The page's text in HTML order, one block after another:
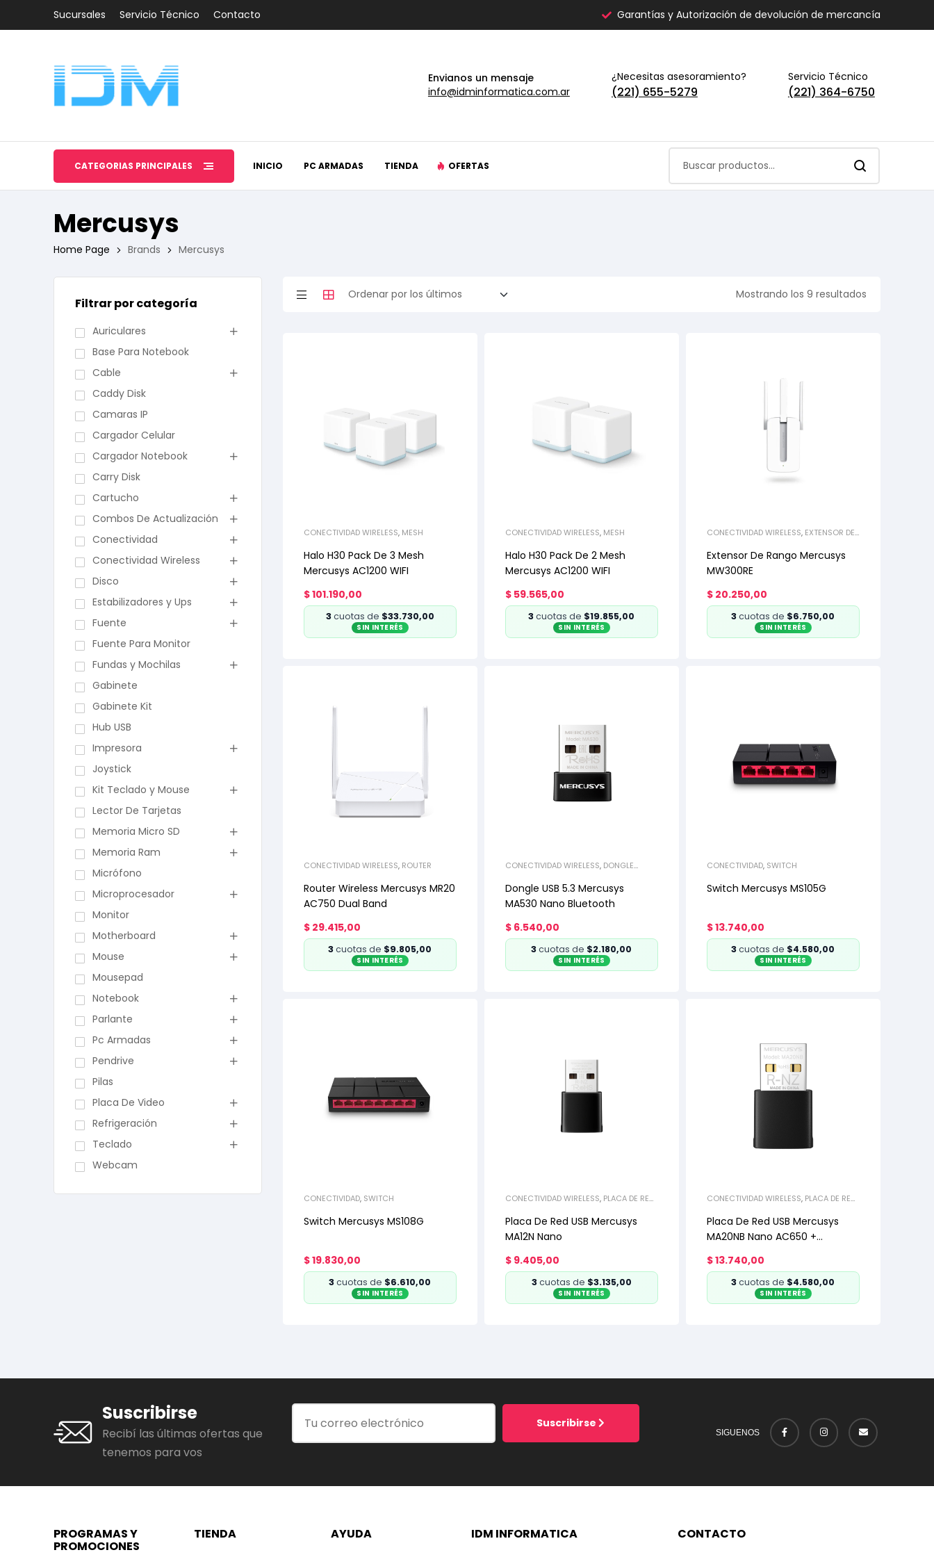
Sucursales Servicio Técnico Contacto Garantías y Autorización de devolución de mercancía
Envianos un mensaje
info@idminformatica.com.ar
¿Necesitas asesoramiento?
(221) 655-5279
Servicio Técnico
(221) 364-6750
CATEGORÍAS PRINCIPALES INICIO PC ARMADAS TIENDA OFERTAS
Mercusys
Home Page Brands Mercusys
Mostrando los 9 resultados
CONECTIVIDAD WIRELESS, MESH
Halo H30 Pack De 3 Mesh
Mercusys AC1200 WIFI
$101.190,00
3cuotas de $33.730,00
SIN INTERÉS
CONECTIVIDAD WIRELESS, MESH
Halo H30 Pack De 2 Mesh
Mercusys AC1200 WIFI
$59.565,00
3cuotas de $19.855,00
SIN INTERÉS
CONECTIVIDAD WIRELESS, EXTENSOR DE
Extensor De Rango Mercusys
MW300RE
$20.250,00
3cuotas de $6.750,00
SIN INTERÉS
CONECTIVIDAD WIRELESS, ROUTER
Router Wireless Mercusys MR20
AC750 Dual Band
$ 29.415,00
3cuotas de $9.805,00
SIN INTERÉS
CONECTIVIDAD WIRELESS, DONGLE
Dongle USB 5.3 Mercusys
MA530 Nano Bluetooth
$6.540,00
3cuotas de $2.180,00
SIN INTERÉS
CONECTIVIDAD, SWITCH
Switch Mercusys MS105G
$13.740,00
3cuotas de $4.580,00
SIN INTERÉS
CONECTIVIDAD, SWITCH
Switch Mercusys MS108G
$19.830,00
3cuotas de $6.610,00
SIN INTERÉS
CONECTIVIDAD WIRELESS, PLACA DE RED
Placa De Red USB Mercusys
MA12N Nano
$9.405,00
3cuotas de $3.135,00
SIN INTERÉS
CONECTIVIDAD WIRELESS, PLACA DE RED
Placa De Red USB Mercusys
MA20NB Nano AC650 +
$13.740,00
3cuotas de $4.580,00
SIN INTERÉS
Filtrar por categoría
Auriculares
Base Para Notebook
Cable
Caddy Disk
Camaras IP
Cargador Celular
Cargador Notebook
Carry Disk
Cartucho
Combos De Actualización
Conectividad
Conectividad Wireless
Disco
Estabilizadores y Ups
Fuente
Fuente Para Monitor
Fundas y Mochilas
Gabinete
Gabinete Kit
Hub USB
Impresora
Joystick
Kit Teclado y Mouse
Lector De Tarjetas
Memoria Micro SD
Memoria Ram
Micrófono
Microprocesador
Monitor
Motherboard
Mouse
Mousepad
Notebook
Parlante
Pc Armadas
Pendrive
Pilas
Placa De Video
Refrigeración
Teclado
Webcam
Suscribirse
Recibí las últimas ofertas que
tenemos para vos
Suscribirse
SIGUENOS
PROGRAMAS Y
PROMOCIONES
TIENDA AYUDA IDM INFORMATICA CONTACTO